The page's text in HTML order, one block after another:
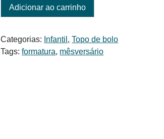
Adicionar ao carrinho
Categorias: Infantil ,Topo de bolo
Tags:formatura, mêsversário